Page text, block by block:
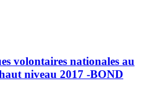
volontaires nationales au
niveau 2017 -BOND